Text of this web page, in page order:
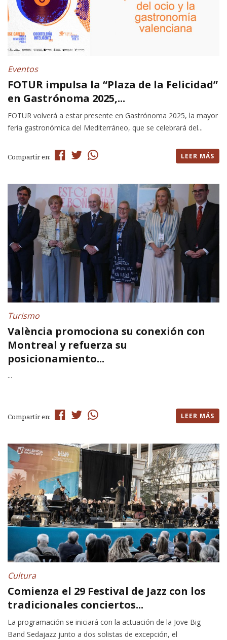
Eventos
FOTUR impulsa la “Plaza de la Felicidad”
en Gastrónoma 2025,...
FOTUR volverá a estar presente en Gastrónoma 2025, la mayor
feria gastronómica del Mediterráneo, que se celebrará del...
Compartir en: LEER MÁS
Turismo
València promociona su conexión con
Montreal y refuerza su
posicionamiento...
...
Compartir en: LEER MÁS
Cultura
Comienza el 29 Festival de Jazz con los
tradicionales conciertos...
La programación se iniciará con la actuación de la Jove Big
Band Sedajazz junto a dos solistas de excepción, el